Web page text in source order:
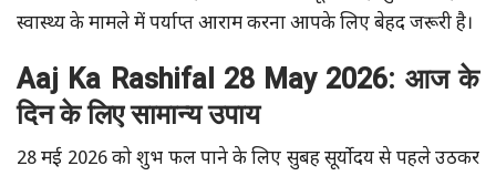
स्वास्थ्य के मामले में पर्याप्त आराम करना आपके लिए बेहद जरूरी है।
Aaj Ka Rashifal 28 May 2026: आज के
दिन के लिए सामान्य उपाय
28 मई 2026 को शुभ फल पाने के लिए सुबह सूर्योदय से पहले उठकर